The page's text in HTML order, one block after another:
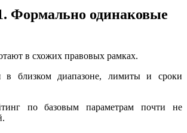
Формально одинаковые
в схожих правовых рамках.
в близком диапазоне, лимиты и сроки
по базовым параметрам почти не